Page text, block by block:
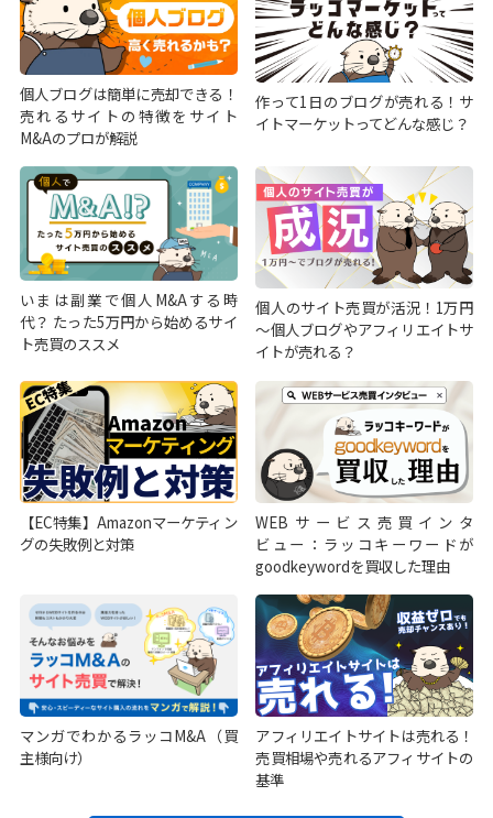
個人ブログは簡単に売却できる！
売れるサイトの特徴をサイト
M&Aのプロが解説
作って1日のブログが売れる！サ
イトマーケットってどんな感じ？
いまは副業で個人M&Aする時
代？ たった5万円から始めるサイ
ト売買のススメ
個人のサイト売買が活況！1万円
～個人ブログやアフィリエイトサ
イトが売れる？
【EC特集】Amazonマーケティン
グの失敗例と対策
WEBサービス売買インタ
ビュー：ラッコキーワードが
goodkeywordを買収した理由
マンガでわかるラッコM&A（買
主様向け）
アフィリエイトサイトは売れる！
売買相場や売れるアフィサイトの
基準